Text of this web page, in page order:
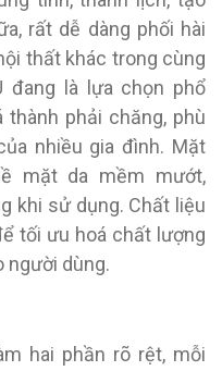
rất dễ dàng phối hài
thất khác trong cùng
đang là lựa chọn phổ
thành phải chăng, phù
nhiều gia đình. Mặt
mặt da mềm mướt,
khi sử dụng. Chất liệu
tối ưu hoá chất lượng
người dùng.
hai phần rõ rệt, mỗi